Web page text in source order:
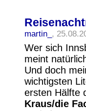
martin_ ,
Wer sich
meint
Und doch
wichtigsten
ersten Hälfte
Kraus/die